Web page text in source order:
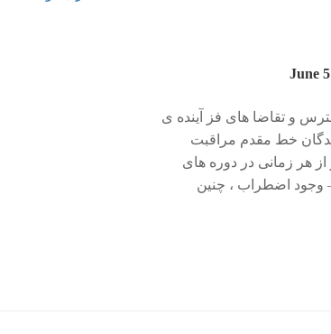
و تقاضا های فز آینده ی
خط مقدم مراقبت
هر زمانی در دوره های
وجود اضطراب ، چنین